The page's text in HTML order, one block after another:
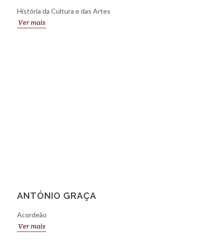
História da Cultura e das Artes
Ver mais
ANTÓNIO GRAÇA
Acordeão
Ver mais